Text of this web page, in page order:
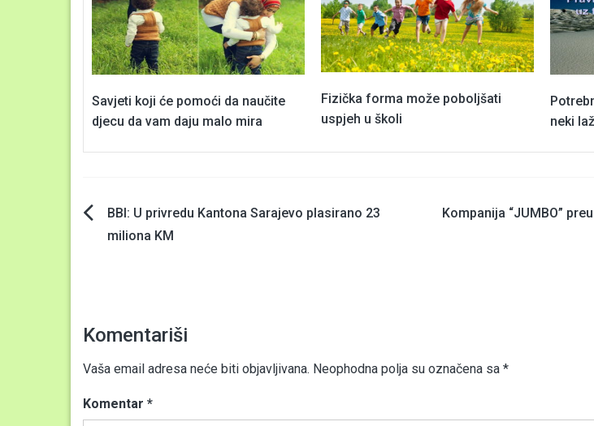
Savjeti koji će pomoći da naučite
djecu da vam daju malo mira
Fizička forma može poboljšati
uspjeh u školi
neki
Navigacija
BBI: U privredu Kantona Sarajevo plasirano 23
miliona KM
Kompanija “JUMBO”
Komentariši
Vaša email adresa neće biti objavljivana. Neophodna polja su označena sa *
Komentar *